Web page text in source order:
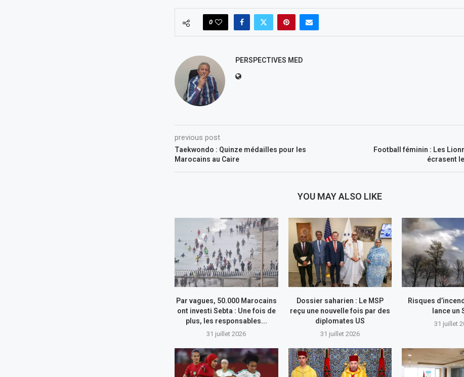
0
PERSPECTIVES MED
previous post
Taekwondo : Quinze médailles pour les
Marocains au Caire
Football féminin : Les
écrasent
YOU MAY ALSO LIKE
Par vagues, 50.000 Marocains
ont investi Sebta : Une fois de
plus, les responsables...
31 juillet 2026
Dossier saharien : Le MSP
reçu une nouvelle fois par des
diplomates US
31 juillet 2026
Risques
lance un
31 juillet